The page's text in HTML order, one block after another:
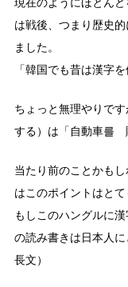
現在のようにほとん
は戦後、つまり歴史
ました。
「韓国でも昔は漢字
ちょっと無理やりで
する）は「自動車를
当たり前のことかも
はこのポイントはとて
もしこのハングルに
の読み書きは日本人
長文）